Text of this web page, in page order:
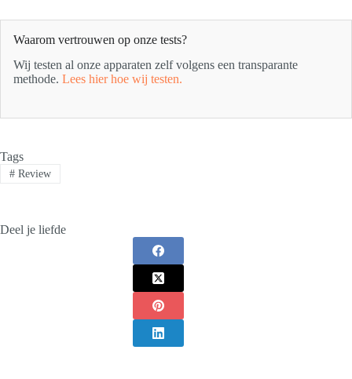
Waarom vertrouwen op onze tests?
Wij testen al onze apparaten zelf volgens een transparante
methode. Lees hier hoe wij testen.
Tags
#Review
Deel je liefde